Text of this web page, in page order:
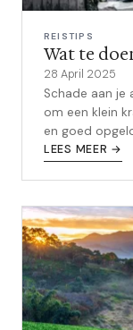
REISTIPS
Wat te
28 April 2025
Schade aan je
om een klein
en goed
precies wat ze
LEES MEER →